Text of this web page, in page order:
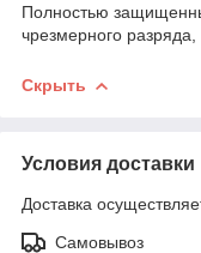
Полностью
чрезмерного
Скрыть
Условия доставки
Доставка
Самовывоз